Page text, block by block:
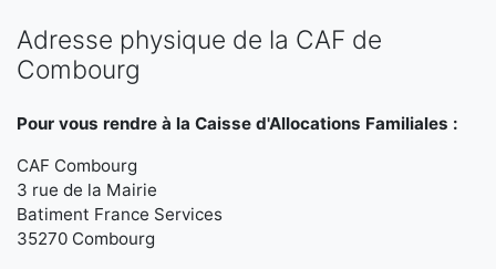
Adresse physique de la CAF de
Combourg
Pour vous rendre à la Caisse d'Allocations Familiales :
CAF Combourg
3 rue de la Mairie
Batiment France Services
35270 Combourg